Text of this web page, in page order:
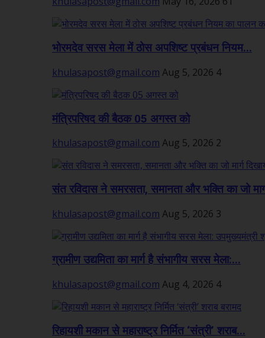
भोरमदेव सरस मेला में ठोस अपशिष्ट प्रबंधन नियम...
khulasapost@gmail.com Aug 5, 2026 4
मंत्रिपरिषद की बैठक 05 अगस्त को
khulasapost@gmail.com Aug 5, 2026 2
संत रविदास ने समरसता, समानता और भक्ति का जो
khulasapost@gmail.com Aug 5, 2026 3
ग्रामीण उद्यमिता का मार्ग है संभागीय सरस मेला:...
khulasapost@gmail.com Aug 4, 2026 4
रिहायशी मकान से महाराष्ट्र निर्मित ‘संत्री’ शराब...